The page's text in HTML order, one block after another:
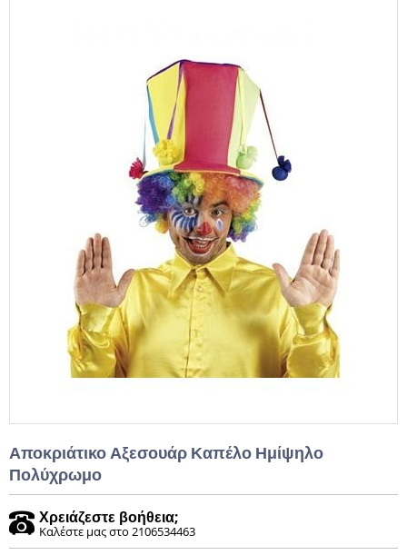
Αποκριάτικο Αξεσουάρ Καπέλο Ημίψηλο
Πολύχρωμο
Χρειάζεστε βοήθεια;
Καλέστε μας στο 2106534463